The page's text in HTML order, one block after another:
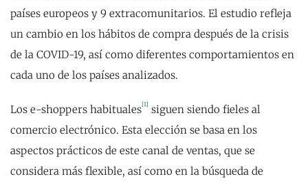
países europeos y 9 extracomunitarios. El estudio refleja
un cambio en los hábitos de compra después de la crisis
de la COVID-19, así como diferentes comportamientos en
cada uno de los países analizados.
Los e-shoppers habituales[1] siguen siendo fieles al
comercio electrónico. Esta elección se basa en los
aspectos prácticos de este canal de ventas, que se
considera más flexible, así como en la búsqueda de